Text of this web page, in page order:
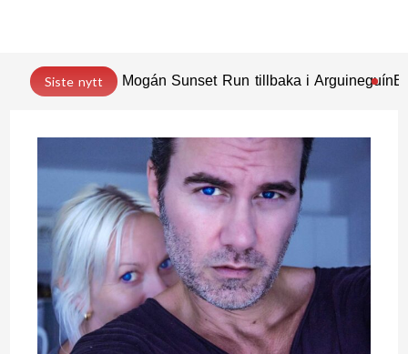
Siste nytt Mogán Sunset Run tillbaka i Arguineguín